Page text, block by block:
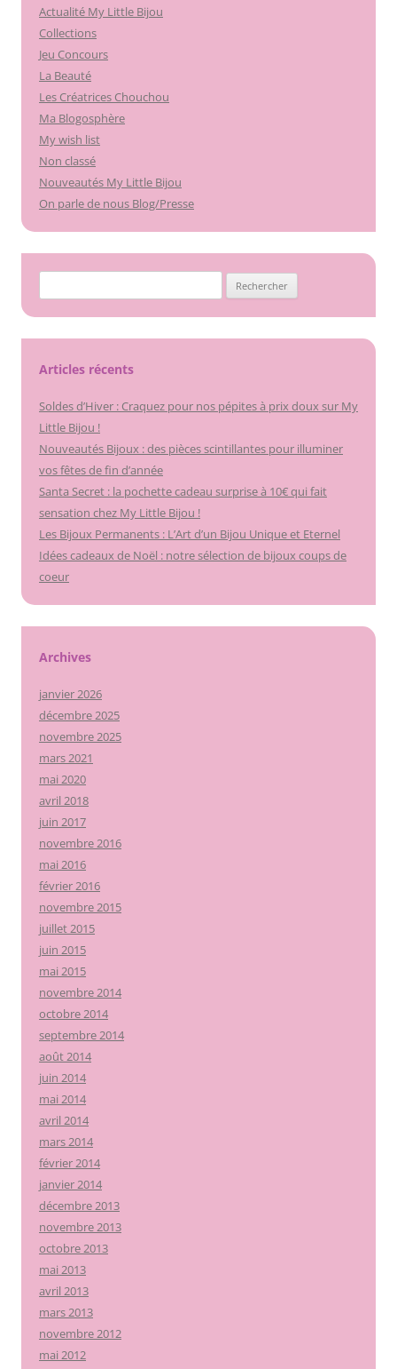
Actualité My Little Bijou
Collections
Jeu Concours
La Beauté
Les Créatrices Chouchou
Ma Blogosphère
My wish list
Non classé
Nouveautés My Little Bijou
On parle de nous Blog/Presse
Articles récents
Soldes d’Hiver : Craquez pour nos pépites à prix doux sur My
Little Bijou !
Nouveautés Bijoux : des pièces scintillantes pour illuminer
vos fêtes de fin d’année
Santa Secret : la pochette cadeau surprise à 10€ qui fait
sensation chez My Little Bijou !
Les Bijoux Permanents : L’Art d’un Bijou Unique et Eternel
Idées cadeaux de Noël : notre sélection de bijoux coups de
coeur
Archives
janvier 2026
décembre 2025
novembre 2025
mars 2021
mai 2020
avril 2018
juin 2017
novembre 2016
mai 2016
février 2016
novembre 2015
juillet 2015
juin 2015
mai 2015
novembre 2014
octobre 2014
septembre 2014
août 2014
juin 2014
mai 2014
avril 2014
mars 2014
février 2014
janvier 2014
décembre 2013
novembre 2013
octobre 2013
mai 2013
avril 2013
mars 2013
novembre 2012
mai 2012